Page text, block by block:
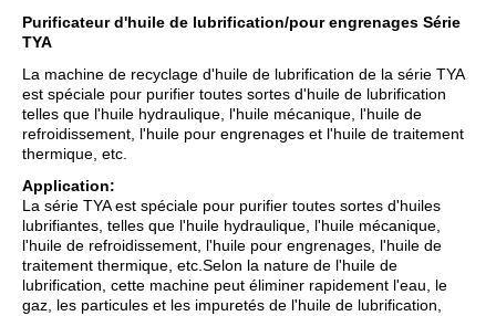
Purificateur d'huile de lubrification/pour engrenages Série
TYA
La machine de recyclage d'huile de lubrification de la série TYA
est spéciale pour purifier toutes sortes d'huile de lubrification
telles que l'huile hydraulique, l'huile mécanique, l'huile de
refroidissement, l'huile pour engrenages et l'huile de traitement
thermique, etc.
Application:
La série TYA est spéciale pour purifier toutes sortes d'huiles
lubrifiantes, telles que l'huile hydraulique, l'huile mécanique,
l'huile de refroidissement, l'huile pour engrenages, l'huile de
traitement thermique, etc.Selon la nature de l'huile de
lubrification, cette machine peut éliminer rapidement l'eau, le
gaz, les particules et les impuretés de l'huile de lubrification,